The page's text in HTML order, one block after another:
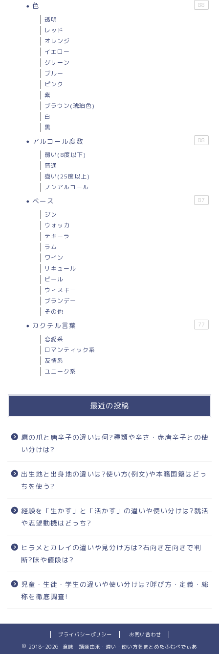
色 88
透明
レッド
オレンジ
イエロー
グリーン
ブルー
ピンク
紫
ブラウン(琥珀色)
白
黒
アルコール度数 88
弱い(8度以下)
普通
強い(25度以上)
ノンアルコール
ベース 87
ジン
ウォッカ
テキーラ
ラム
ワイン
リキュール
ビール
ウィスキー
ブランデー
その他
カクテル言葉 77
恋愛系
ロマンティック系
友情系
ユニーク系
最近の投稿
鷹の爪と唐辛子の違いは何?種類や辛さ・赤唐辛子との使
い分けは?
出生地と出身地の違いは?使い方(例文)や本籍国籍はどっ
ちを使う?
経験を「生かす」と「活かす」の違いや使い分けは?就活
や志望動機はどっち?
ヒラメとカレイの違いや見分け方は?右向き左向きで判
断?味や値段は?
児童・生徒・学生の違いや使い分けは?呼び方・定義・総
称を徹底調査!
プライバシーポリシー
お問い合わせ
2018–2026 意味・語源由来・違い・使い方をまとめたふむぺでぃあ